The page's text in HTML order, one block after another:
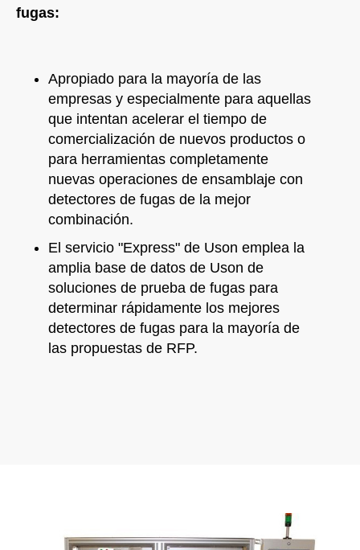
fugas:
Apropiado para la mayoría de las
empresas y especialmente para aquellas
que intentan acelerar el tiempo de
comercialización de nuevos productos o
para herramientas completamente
nuevas operaciones de ensamblaje con
detectores de fugas de la mejor
combinación.
El servicio "Express" de Uson emplea la
amplia base de datos de Uson de
soluciones de prueba de fugas para
determinar rápidamente los mejores
detectores de fugas para la mayoría de
las propuestas de RFP.